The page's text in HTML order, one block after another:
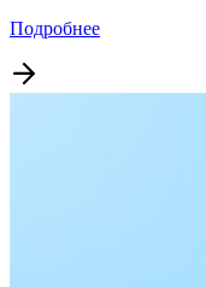
Подробнее